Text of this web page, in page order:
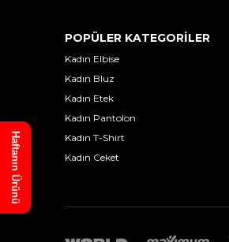
POPÜLER KATEGORİLER
Kadın Elbise
Kadın Bluz
Kadın Etek
Kadın Pantolon
Kadın T-Shirt
Kadın Ceket
Haftanın Ürünü